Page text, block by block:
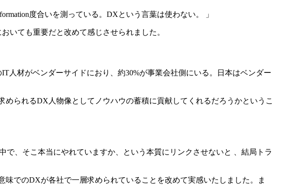
度合いを測っている。DXという言葉は使わない。 」
いても重要だと改めて感じさせられました。
人材がベンダーサイドにおり、約30%が事業会社側にいる。日本はベンダー
られるDX人物像としてノウハウの蓄積に貢献してくれるだろうかというこ
で、そこ本当にやれていますか、という本質にリンクさせないと 、結局トラ
でのDXが各社で一層求められていることを改めて実感いたしました。ま